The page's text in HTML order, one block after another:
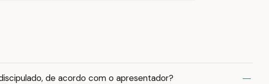
de acordo com o apresentador?